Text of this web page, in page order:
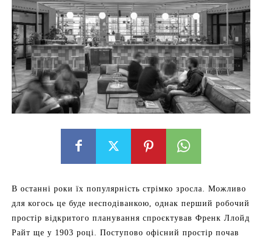
В останні роки їх популярність стрімко зросла. Можливо
для когось це буде несподіванкою, однак перший робочий
простір відкритого планування спроєктував Френк Ллойд
Райт ще у 1903 році. Поступово офісний простір почав